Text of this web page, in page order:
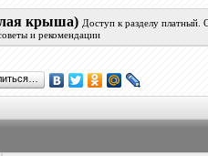
крыша) Доступ к разделу
и рекомендации